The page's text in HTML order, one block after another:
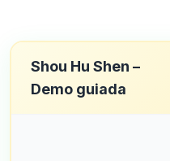
Shou Hu Shen –
Demo guiada